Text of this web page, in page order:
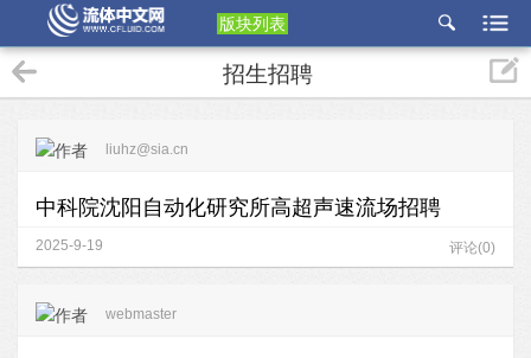
版块列表
etu
p
招生招聘
liuhz@sia.cn
中科院沈阳自动化研究所高超声速流场招聘
2025-9-19 评论(0)
webmaster